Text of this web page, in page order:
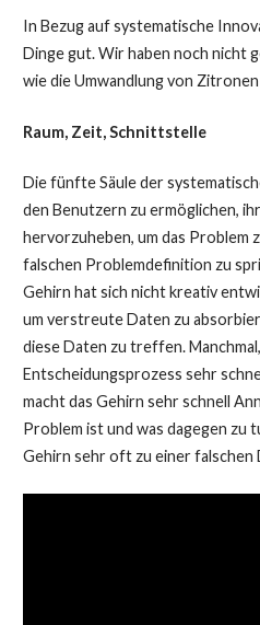
In Bezug auf systematische
Dinge gut. Wir haben noch nicht
wie die Umwandlung von
Raum, Zeit, Schnittstelle
Die fünfte Säule der
den Benutzern zu ermöglichen,
hervorzuheben, um das Problem
falschen Problemdefinition zu
Gehirn hat sich nicht kreativ
um verstreute Daten zu
diese Daten zu treffen.
Entscheidungsprozess sehr
macht das Gehirn sehr schnell
Problem ist und was dagegen zu
Gehirn sehr oft zu einer